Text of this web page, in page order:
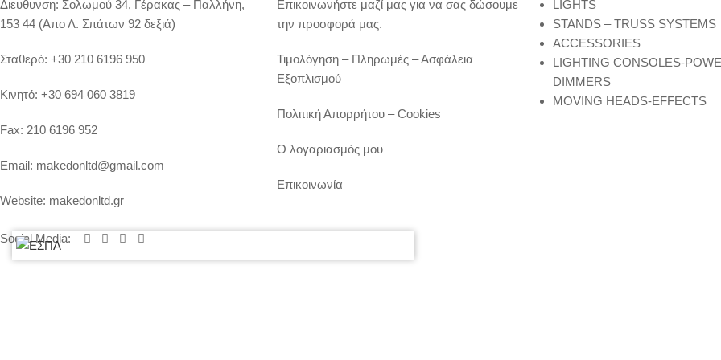
Διευθυνση: Σολωμού 34, Γέρακας – Παλλήνη,
153 44 (Απο Λ. Σπάτων 92 δεξιά)
Σταθερό: +30 210 6196 950
Κινητό: +30 694 060 3819
Fax: 210 6196 952
Email: makedonltd@gmail.com
Website: makedonltd.gr
Social Media:
Επικοινωνήστε μαζί μας για να σας δώσουμε
την προσφορά μας.
Τιμολόγηση – Πληρωμές – Ασφάλεια
Εξοπλισμού
Πολιτική Απορρήτου – Cookies
Ο λογαριασμός μου
Επικοινωνία
LIGHTS
STANDS – TRUSS SYSTEMS
ACCESSORIES
LIGHTING CONSOLES-
DIMMERS
MOVING HEADS-EFFECTS